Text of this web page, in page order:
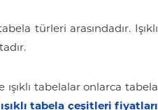
türleri arasındadır. Işıklı
tabelalar onlarca tabela
ışıklı tabela çeşitleri fiyatları